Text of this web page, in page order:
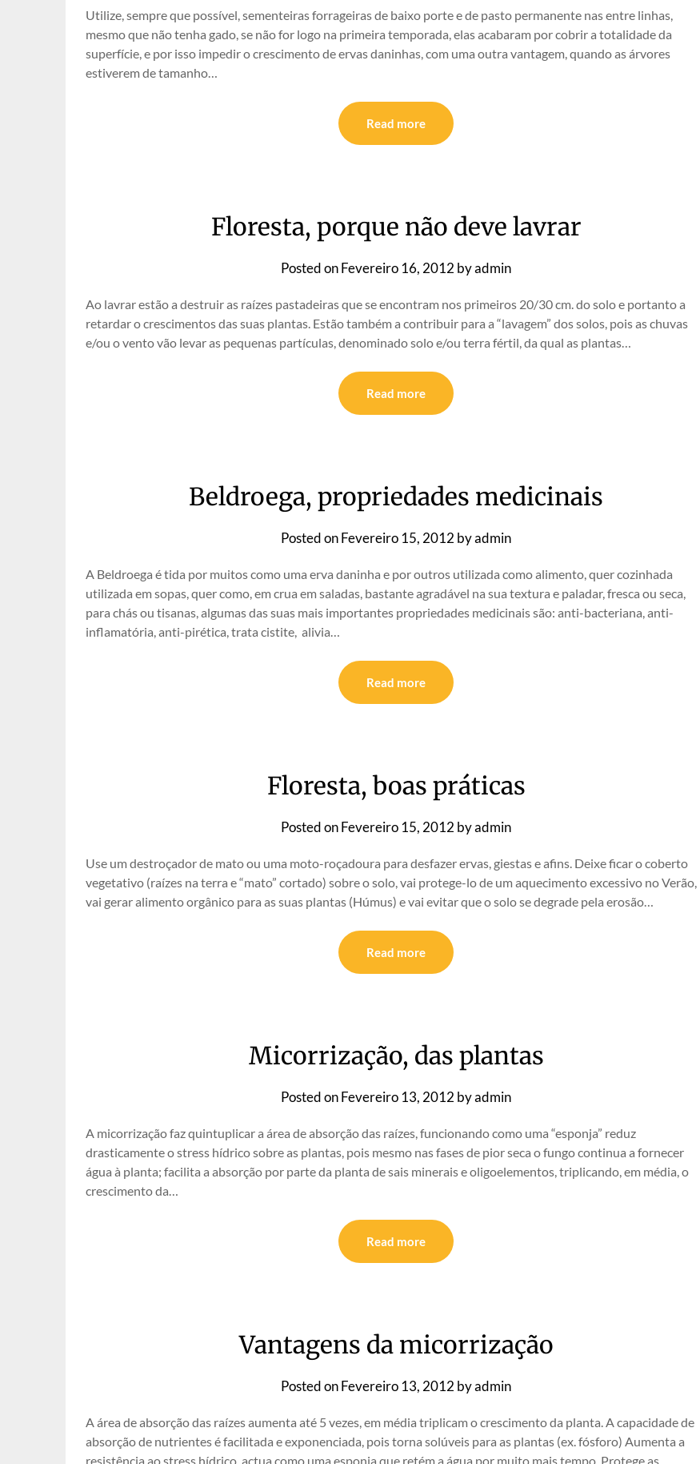
Utilize, sempre que possível, sementeiras forrageiras de baixo porte e de pasto permanente nas entre linhas,
mesmo que não tenha gado, se não for logo na primeira temporada, elas acabaram por cobrir a totalidade da
superfície, e por isso impedir o crescimento de ervas daninhas, com uma outra vantagem, quando as árvores
estiverem de tamanho…
Read more
Floresta, porque não deve lavrar
Posted onFevereiro 16, 2012 byadmin
Ao lavrar estão a destruir as raízes pastadeiras que se encontram nos primeiros 20/30 cm. do solo e portanto a
retardar o crescimentos das suas plantas. Estão também a contribuir para a “lavagem” dos solos, pois as chuvas
e/ou o vento vão levar as pequenas partículas, denominado solo e/ou terra fértil, da qual as plantas…
Read more
Beldroega, propriedades medicinais
Posted onFevereiro 15, 2012 byadmin
A Beldroega é tida por muitos como uma erva daninha e por outros utilizada como alimento, quer cozinhada
utilizada em sopas, quer como, em crua em saladas, bastante agradável na sua textura e paladar, fresca ou seca,
para chás ou tisanas, algumas das suas mais importantes propriedades medicinais são: anti-bacteriana, anti-
inflamatória, anti-pirética, trata cistite, alivia…
Read more
Floresta, boas práticas
Posted onFevereiro 15, 2012 byadmin
Use um destroçador de mato ou uma moto-roçadoura para desfazer ervas, giestas e afins. Deixe ficar o coberto
vegetativo (raízes na terra e “mato” cortado) sobre o solo, vai protege-lo de um aquecimento excessivo no Verão,
vai gerar alimento orgânico para as suas plantas (Húmus) e vai evitar que o solo se degrade pela erosão…
Read more
Micorrização, das plantas
Posted onFevereiro 13, 2012 byadmin
A micorrização faz quintuplicar a área de absorção das raízes, funcionando como uma “esponja” reduz
drasticamente o stress hídrico sobre as plantas, pois mesmo nas fases de pior seca o fungo continua a fornecer
água à planta; facilita a absorção por parte da planta de sais minerais e oligoelementos, triplicando, em média, o
crescimento da…
Read more
Vantagens da micorrização
Posted onFevereiro 13, 2012 byadmin
A área de absorção das raízes aumenta até 5 vezes, em média triplicam o crescimento da planta. A capacidade de
absorção de nutrientes é facilitada e exponenciada, pois torna solúveis para as plantas (ex. fósforo) Aumenta a
resistência ao stress hídrico, actua como uma esponja que retém a água por muito mais tempo. Protege as…